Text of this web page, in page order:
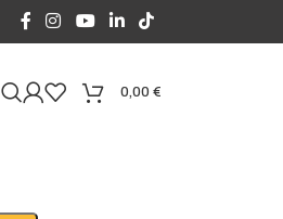
: Créneaux d'août ouverts en
0,00 €